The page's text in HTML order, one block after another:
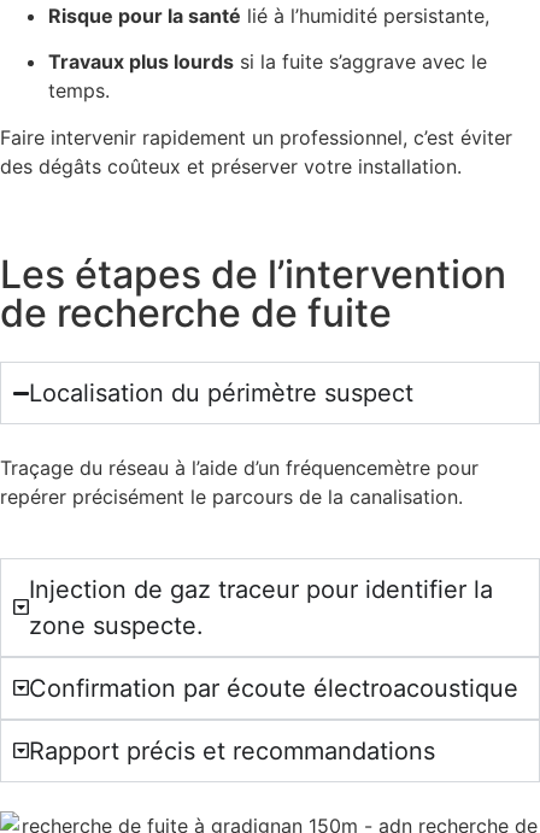
Risque pour la santé lié à l’humidité persistante,
Travaux plus lourds si la fuite s’aggrave avec le
temps.
Faire intervenir rapidement un professionnel, c’est éviter
des dégâts coûteux et préserver votre installation.
Les étapes de l’intervention
de recherche de fuite
Localisation du périmètre suspect
Traçage du réseau à l’aide d’un fréquencemètre pour
repérer précisément le parcours de la canalisation.
Injection de gaz traceur pour identifier la
zone suspecte.
Confirmation par écoute électroacoustique
Rapport précis et recommandations